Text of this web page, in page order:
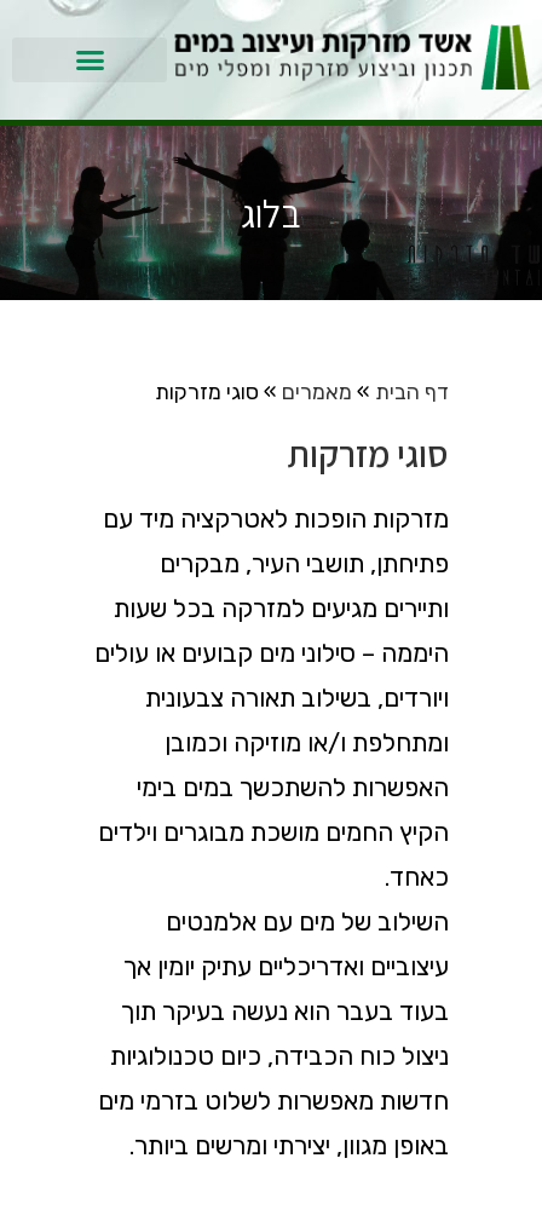
בלוג
דף הבית » מאמרים » סוגי מזרקות
סוגי מזרקות
מזרקות הופכות לאטרקציה מיד עם
פתיחתן, תושבי העיר, מבקרים
ותיירים מגיעים למזרקה בכל שעות
היממה – סילוני מים קבועים או עולים
ויורדים, בשילוב תאורה צבעונית
ומתחלפת ו/או מוזיקה וכמובן
האפשרות להשתכשך במים בימי
הקיץ החמים מושכת מבוגרים וילדים
כאחד.
השילוב של מים עם אלמנטים
עיצוביים ואדריכליים עתיק יומין אך
בעוד בעבר הוא נעשה בעיקר תוך
ניצול כוח הכבידה, כיום טכנולוגיות
חדשות מאפשרות לשלוט בזרמי מים
באופן מגוון, יצירתי ומרשים ביותר.